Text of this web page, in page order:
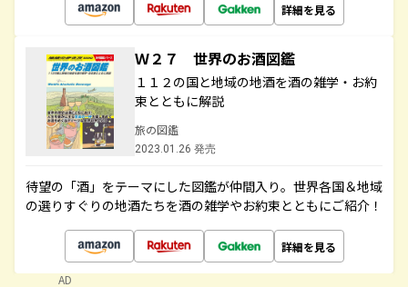
詳細を見る
Ｗ２７ 世界のお酒図鑑
１１２の国と地域の地酒を酒の雑学・お約
束とともに解説
旅の図鑑
2023.01.26 発売
待望の「酒」をテーマにした図鑑が仲間入り。世界各国＆地域
の選りすぐりの地酒たちを酒の雑学やお約束とともにご紹介！
詳細を見る
AD